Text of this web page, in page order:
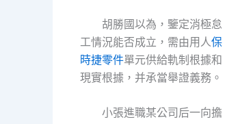
胡勝國以為，鑒定消極怠
工情況能否成立，需由用人保
時捷零件單元供給軌制根據和
現實根據，并承當舉證義務。
小張進職某公司后一向擔